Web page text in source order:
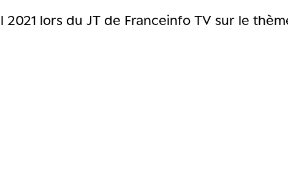
lors du JT de Franceinfo TV sur le